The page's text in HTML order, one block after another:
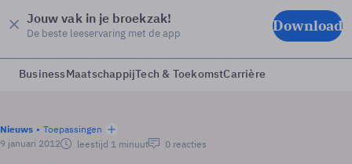
Jouw vak in je broekzak!
De beste leeservaring met de app Download
BusinessMaatschappijTech & ToekomstCarrière
Nieuws
Toepassingen
9 januari 2012
leestijd 1 minuut 0 reacties